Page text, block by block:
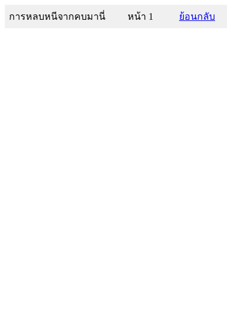
การหลบหนีจากคบมานี่ หน้า 1 ย้อนกลับ